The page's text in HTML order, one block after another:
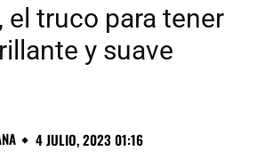
el truco para tener
y suave
4 JULIO, 2023 01:16